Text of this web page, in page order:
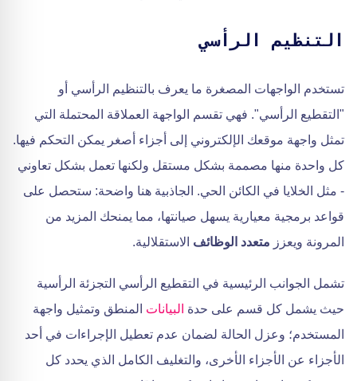
التنظيم الرأسي
تستخدم الواجهات المصغرة ما يعرف بالتنظيم الرأسي أو
"التقطيع الرأسي". فهي تقسم الواجهة العملاقة المحتملة التي
تمثل واجهة موقعك الإلكتروني إلى أجزاء أصغر يمكن التحكم فيها.
كل واحدة منها مصممة بشكل مستقل ولكنها تعمل بشكل تعاوني
- مثل الخلايا في الكائن الحي. الجاذبية هنا واضحة: ستحصل على
قواعد برمجية معيارية يسهل صيانتها، مما يمنحك المزيد من
المرونة ويعزز متعدد الوظائف الاستقلالية.
تشمل الجوانب الرئيسية في التقطيع الرأسي التجزئة الرأسية
حيث يشمل كل قسم على حدة البيانات المنطق وتمثيل واجهة
المستخدم؛ وعزل الحالة لضمان عدم تعطيل الإجراءات في أحد
الأجزاء عن الأجزاء الأخرى، والتغليف الكامل الذي يحدد كل